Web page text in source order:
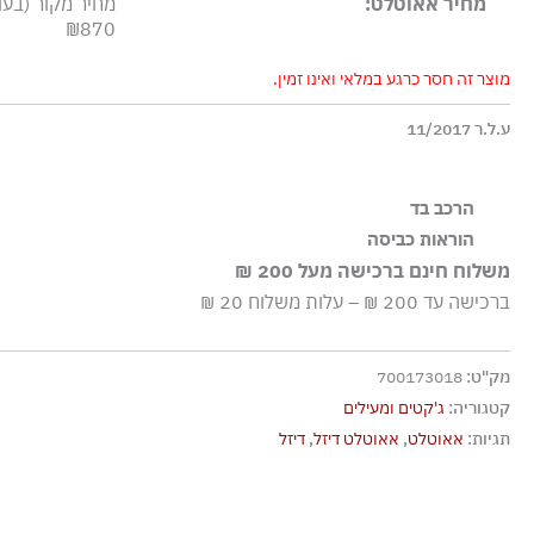
₪870
מוצר זה חסר כרגע במלאי ואינו זמין.
ע.ל.ר 11/2017
הרכב בד
100%Cotton, Contrast 100%Viscose-Rayon
הוראות כביסה
לפי הוראות היצרן על התוית
משלוח חינם ברכישה מעל 200 ₪
ברכישה עד 200 ₪ – עלות משלוח 20 ₪
מק"ט: 700173018
קטגוריה: ג'קטים ומעילים
תגיות: אאוטלט, אאוטלט דיזל, דיזל